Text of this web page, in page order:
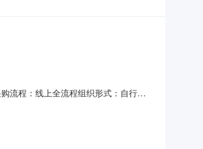
流程：线上全流程组织形式：自行采
告信息邀请函名称：2024年度广联达